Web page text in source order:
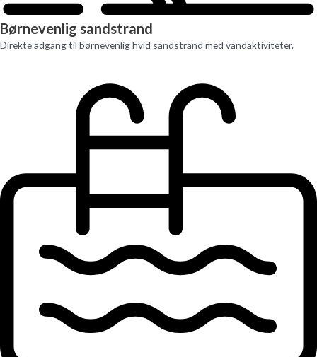
Børnevenlig sandstrand
Direkte adgang til børnevenlig hvid sandstrand med vandaktiviteter.